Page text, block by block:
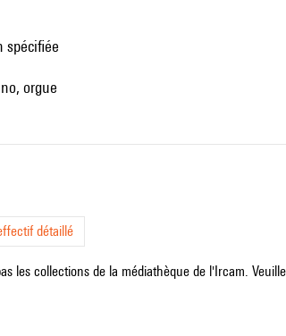
spécifiée
orgue
détaillé
les collections de la médiathèque de l'Ircam.